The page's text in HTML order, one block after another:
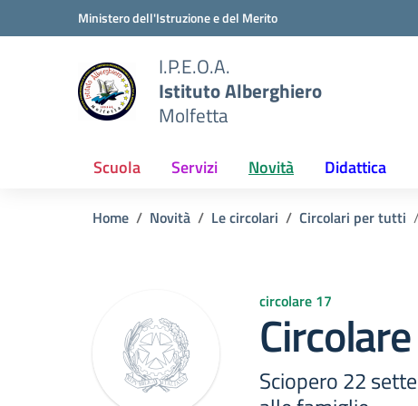
Vai ai contenuti
Vai al menu di navigazioneMinistero dell'Istruzione e del Merito
I.P.E.O.A.
Istituto Alberghiero
Molfetta
Scuola Servizi Novità Didattica
Home Novità Le circolari Circolari per tutti
circolare 17
Sciopero 22